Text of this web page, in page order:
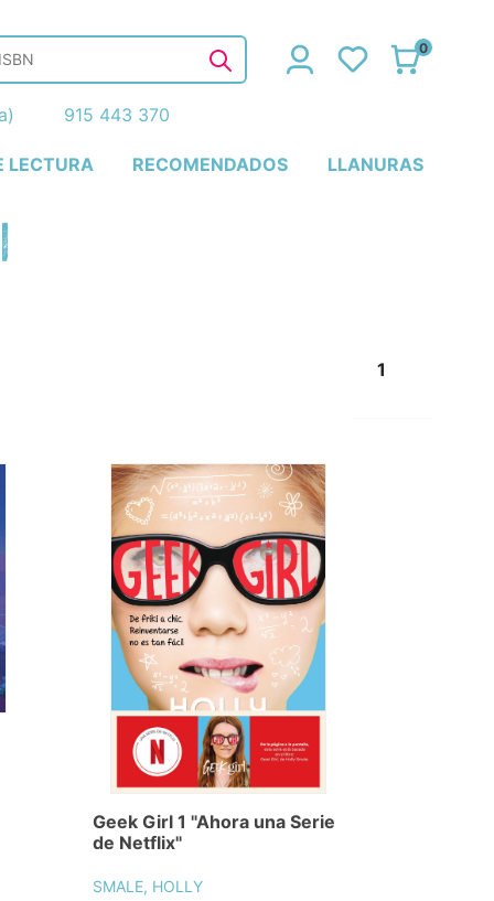
LECTURA RECOMENDADOS LLANURAS
0
915 443 370
1
Geek Girl 1 "Ahora una Serie
de Netflix"
SMALE, HOLLY